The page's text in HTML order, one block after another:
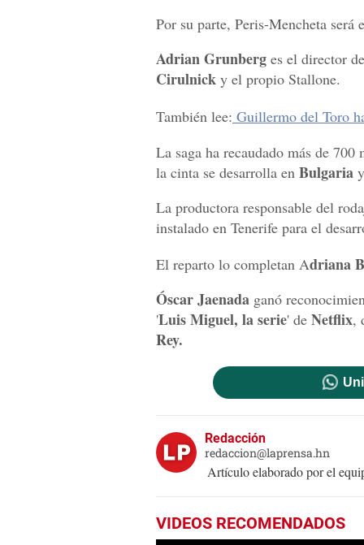
Por su parte, Peris-Mencheta
Adrian Grunberg es el director
Cirulnick y el propio Stallone.
También lee: Guillermo del Toro
La saga ha recaudado más de
la cinta se desarrolla en Bulgaria
La productora responsable del
instalado en Tenerife para el
El reparto lo completan Adriana
Óscar Jaenada ganó
'Luis Miguel, la serie' de Netflix,
Rey.
Redacción
redaccion@laprensa.hn
Artículo elaborado por el
VIDEOS RECOMENDADOS